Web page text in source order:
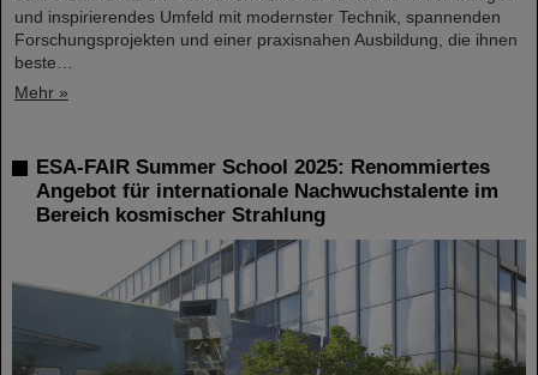
und inspirierendes Umfeld mit modernster Technik, spannenden
Forschungsprojekten und einer praxisnahen Ausbildung, die ihnen
beste…
Mehr »
ESA-FAIR Summer School 2025: Renommiertes
Angebot für internationale Nachwuchstalente im
Bereich kosmischer Strahlung